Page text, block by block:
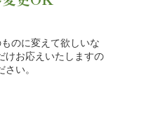
のに変えて欲しいな
けお応えいたしますの
い。